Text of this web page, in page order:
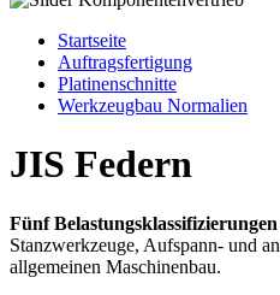
Startseite
Auftragsfertigung
Platinenschnitte
Werkzeugbau Normalien
JIS Federn
Fünf Belastungsklassifizierungen
Stanzwerkzeuge, Aufspann- und
allgemeinen Maschinenbau.